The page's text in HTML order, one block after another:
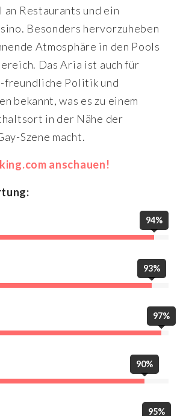
an Restaurants und ein
Besonders hervorzuheben
Atmosphäre in den Pools
Das Aria ist auch für
freundliche Politik und
bekannt, was es zu einem
in der Nähe der
Szene macht.
anschauen!
94%
93%
97%
90%
95%